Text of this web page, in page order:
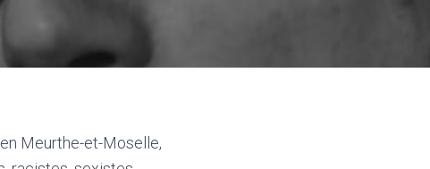
Meurthe-et-Moselle,